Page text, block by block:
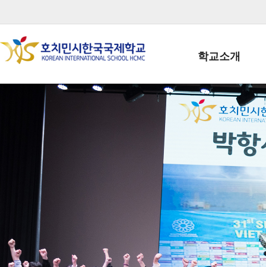
학교소개
학교장인사말
학생회장인사말
학교상징
학교 CI
교직원현황
학생현황
위치/전화
전경사진